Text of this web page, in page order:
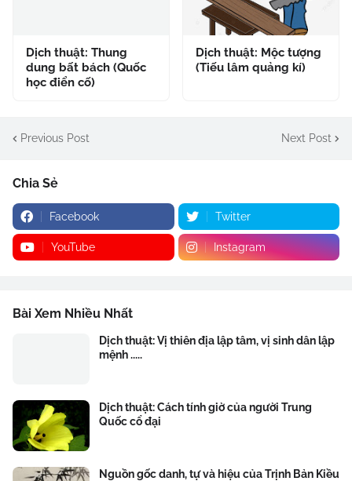
Dịch thuật: Thung
dung bất bách (Quốc
học điển cố)
Dịch thuật: Mộc tượng
(Tiếu lâm quảng kí)
Previous Post Next Post
Chia Sẻ
Facebook Twitter
YouTube Instagram
Bài Xem Nhiều Nhất
Dịch thuật: Vị thiên địa lập tâm, vị sinh dân lập
mệnh .....
Dịch thuật: Cách tính giờ của người Trung
Quốc cổ đại
Nguồn gốc danh, tự và hiệu của Trịnh Bản Kiều